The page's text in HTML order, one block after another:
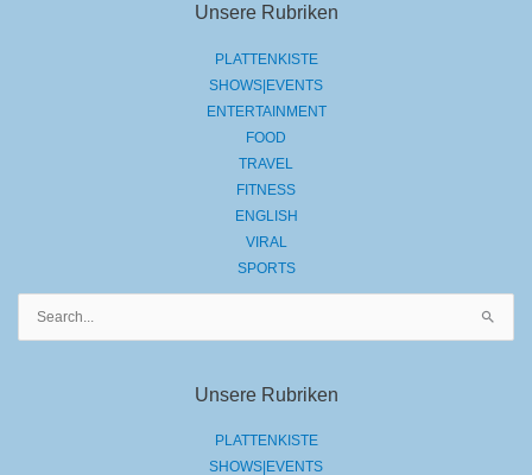
Unsere Rubriken
PLATTENKISTE
SHOWS|EVENTS
ENTERTAINMENT
FOOD
TRAVEL
FITNESS
ENGLISH
VIRAL
SPORTS
Unsere Rubriken
PLATTENKISTE
SHOWS|EVENTS